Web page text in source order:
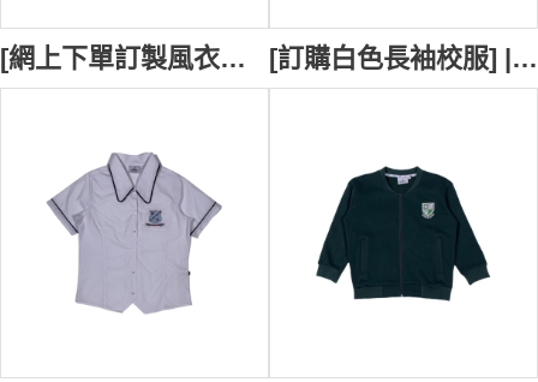
[網上下單訂製風衣校服外套] | 訂製校褸 | 黑色風衣外套 | Belair Public School | 白色裝飾條校褸 | 校褸供應商 SU415 [訂購白色長袖校服] | 教師工作服 | 袖子鈕扣款式設計 | 繡花LOGO校徽 | Unity Grammar SU413